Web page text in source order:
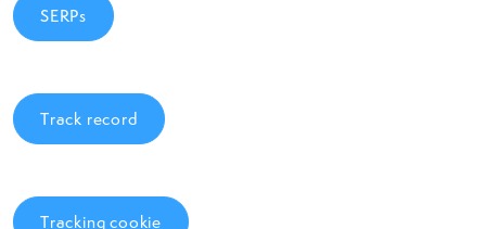
SERPs
Track record
Tracking cookie